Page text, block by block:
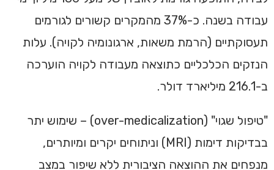
עבודה בשנה. כ-37% מהמקרים קשורים לגורמים
תעסוקתיים (הרמת משאות, ארגונומיה לקויה). עלות
הנזקים הכלכליים כתוצאה מעבודה לקויה הוערכה
ב-216.1 מיליארד דולר.
"טיפול שגוי" (over-medicalization) – שימוש יתר
בבדיקות דימות (MRI) וניתוחים יקרים ומיותרים,
מנפחים את ההוצאה הציבורית ללא שיפור במצב